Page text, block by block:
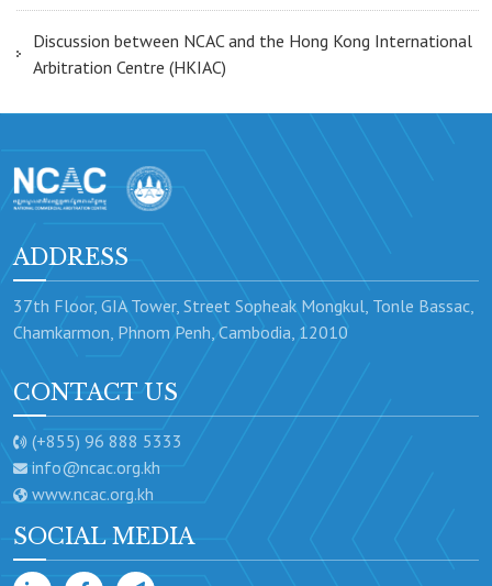
Discussion between NCAC and the Hong Kong International
Arbitration Centre (HKIAC)
ADDRESS
37th Floor, GIA Tower, Street Sopheak Mongkul, Tonle Bassac,
Chamkarmon, Phnom Penh, Cambodia, 12010
CONTACT US
(+855) 96 888 5333
info@ncac.org.kh
www.ncac.org.kh
SOCIAL MEDIA